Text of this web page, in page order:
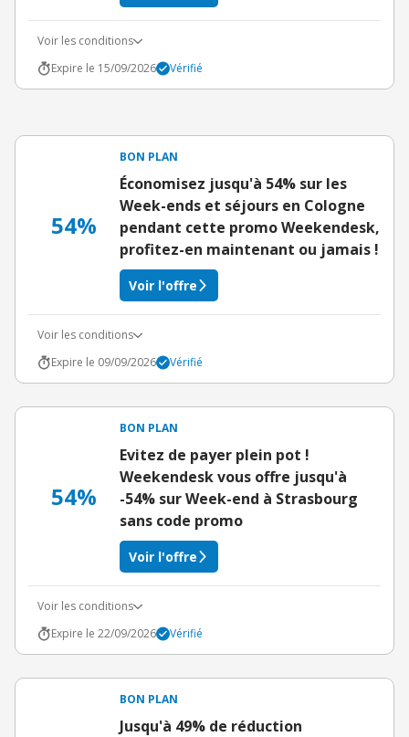
Voir les conditions
Expire le 15/09/2026
Vérifié
54%
BON PLAN
Économisez jusqu'à 54% sur les
Week-ends et séjours en Cologne
pendant cette promo Weekendesk,
profitez-en maintenant ou jamais !
Voir l'offre
Voir les conditions
Expire le 09/09/2026
Vérifié
54%
BON PLAN
Evitez de payer plein pot !
Weekendesk vous offre jusqu'à
-54% sur Week-end à Strasbourg
sans code promo
Voir l'offre
Voir les conditions
Expire le 22/09/2026
Vérifié
BON PLAN
Jusqu'à 49% de réduction